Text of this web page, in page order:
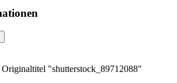
Originaltitel "shutterstock_89712088"